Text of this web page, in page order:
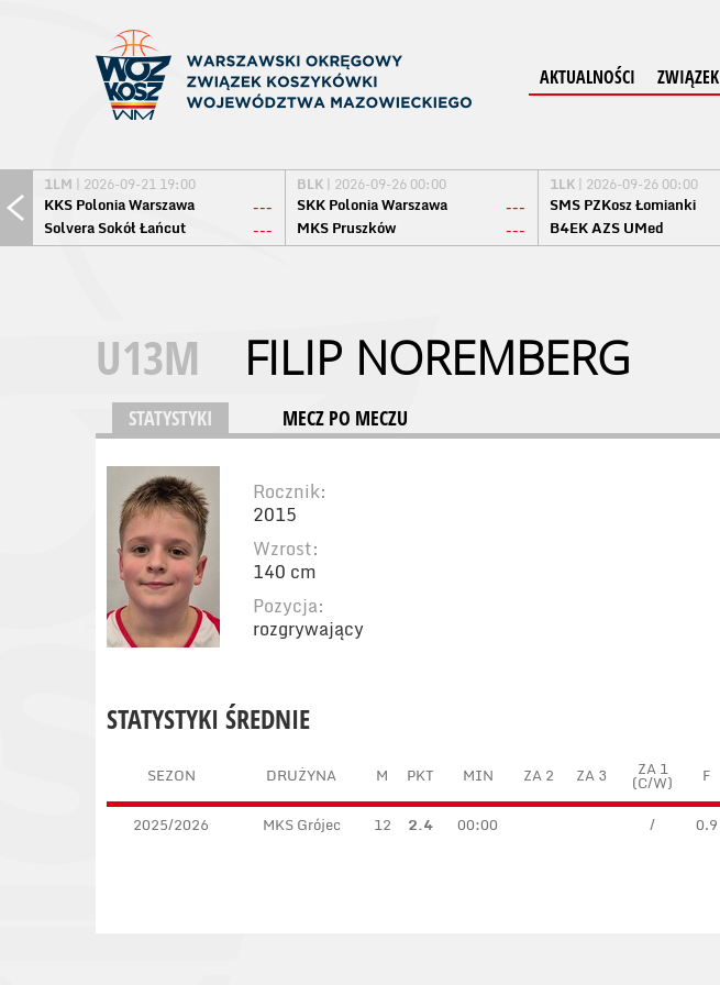
AKTUALNOŚCI ZWIĄZEK
1LM | 2026-09-21 19:00
KKS Polonia Warszawa
---
Solvera Sokół Łańcut
---
BLK | 2026-09-26 00:00
SKK Polonia Warszawa
---
MKS Pruszków
---
1LK | 2026-09-26 00:00
SMS PZKosz Łomianki
B4EK AZS UMed
U13M FILIP NOREMBERG
STATYSTYKI MECZ PO MECZU
Rocznik:
2015
Wzrost:
140 cm
Pozycja:
rozgrywający
STATYSTYKI ŚREDNIE
SEZON DRUŻYNA M PKT MIN ZA 2 ZA 3 ZA 1
(C/W) F
2025/2026 MKS Grójec 12 2.4 00:00 / 0.9